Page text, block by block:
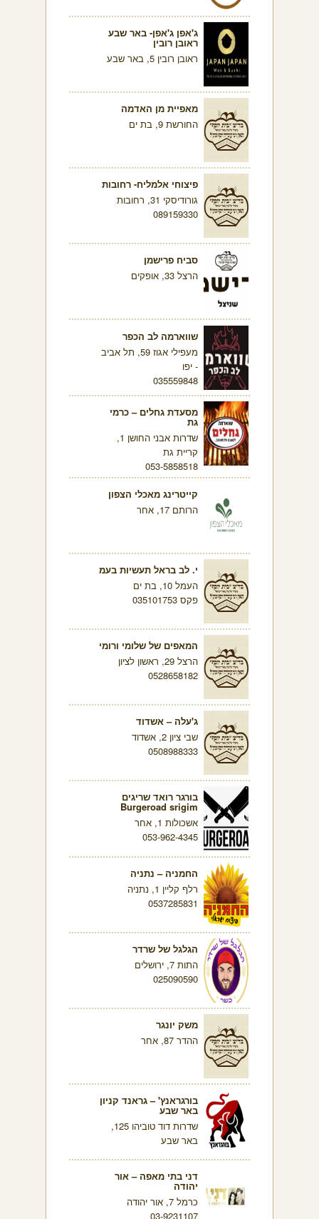
ג'אפן ג'אפן- באר שבע
ראובן רובין
ראובן רובין 5, באר שבע
מאפיית מן האדמה
החורשת 9, בת ים
פיצוחי אלמליח- רחובות
גורודיסקי 31, רחובות
089159330
סביח פרישמן
הרצל 33, אופקים
שווארמה לב הכפר
מעפילי אגוז 59, תל אביב
- יפו
035559848
מסעדת גחלים – כרמי
גת
שדרות אבני החושן 1,
קריית גת
053-5858518
קייטרינג מאכלי הצפון
הרותם 17, אחר
י. לב בראל תעשיות בעמ
העמל 10, בת ים
פקס 035101753
המאפים של שלומי ורומי
הרצל 29, ראשון לציון
0528658182
ג'עלה – אשדוד
שבי ציון 2, אשדוד
0508988333
בורגר רואד שריגים
Burgeroad srigim
אשכולות 1, אחר
053-962-4345
החמניה – נתניה
רלף קליין 1, נתניה
0537285831
הגלגל של שרדר
התות 7, ירושלים
025090590
משק יונגר
ההדר 87, אחר
בורגראנץ' – גראנד קניון
באר שבע
שדרות דוד טוביהו 125,
באר שבע
דני בתי מאפה – אור
יהודה
כרמל 7, אור יהודה
03-9231107